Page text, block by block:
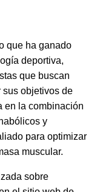
que ha ganado
deportiva,
que buscan
sus objetivos de
en la combinación
y
para optimizar
muscular.
sobre